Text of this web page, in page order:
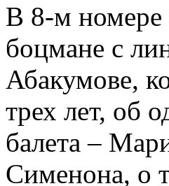
В 8-м номере
боцмане с
Абакумове,
трех лет, об
балета –
Сименона, о